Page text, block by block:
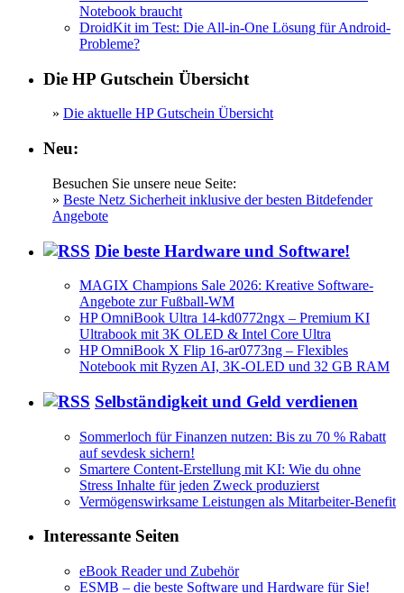
Notebook braucht
DroidKit im Test: Die All-in-One Lösung für Android-
Probleme?
Die HP Gutschein Übersicht
» Die aktuelle HP Gutschein Übersicht
Neu:
Besuchen Sie unsere neue Seite:
» Beste Netz Sicherheit inklusive der besten Bitdefender
Angebote
Die beste Hardware und Software!
MAGIX Champions Sale 2026: Kreative Software-
Angebote zur Fußball-WM
HP OmniBook Ultra 14-kd0772ngx – Premium KI
Ultrabook mit 3K OLED & Intel Core Ultra
HP OmniBook X Flip 16-ar0773ng – Flexibles
Notebook mit Ryzen AI, 3K-OLED und 32 GB RAM
Selbständigkeit und Geld verdienen
Sommerloch für Finanzen nutzen: Bis zu 70 % Rabatt
auf sevdesk sichern!
Smartere Content-Erstellung mit KI: Wie du ohne
Stress Inhalte für jeden Zweck produzierst
Vermögenswirksame Leistungen als Mitarbeiter-Benefit
Interessante Seiten
eBook Reader und Zubehör
ESMB – die beste Software und Hardware für Sie!